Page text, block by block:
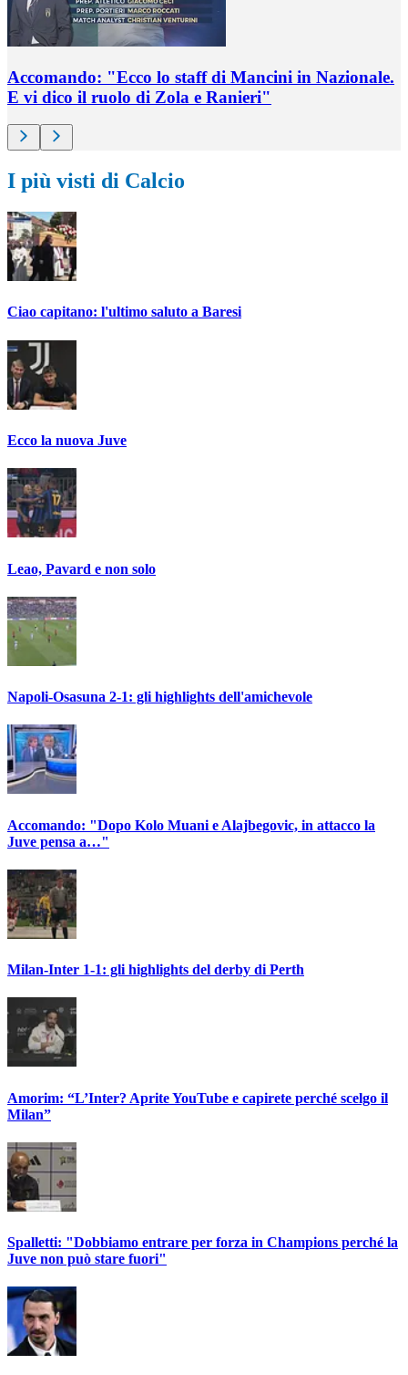
Accomando: "Ecco lo staff di Mancini in Nazionale.
E vi dico il ruolo di Zola e Ranieri"
I più visti di Calcio
Ciao capitano: l'ultimo saluto a Baresi
Ecco la nuova Juve
Leao, Pavard e non solo
Napoli-Osasuna 2-1: gli highlights dell'amichevole
Accomando: "Dopo Kolo Muani e Alajbegovic, in attacco la
Juve pensa a…"
Milan-Inter 1-1: gli highlights del derby di Perth
Amorim: “L’Inter? Aprite YouTube e capirete perché scelgo il
Milan”
Spalletti: "Dobbiamo entrare per forza in Champions perché la
Juve non può stare fuori"